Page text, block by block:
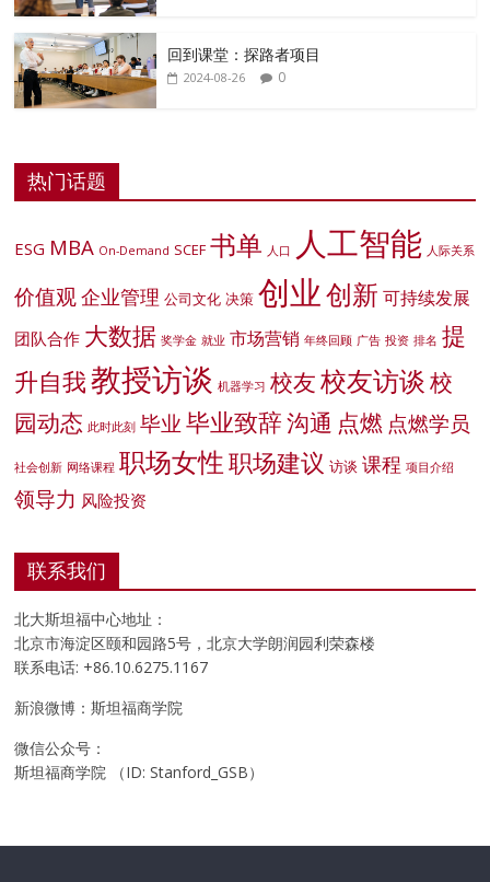
回到课堂：探路者项目
2024-08-26 0
热门话题
ESG MBA On-Demand SCEF 书单 人口 人工智能 人际关系
价值观企业管理 公司文化 决策 创业创新 可持续发展
团队合作 大数据 奖学金 就业 市场营销 年终回顾 广告 投资 排名 提
升自我教授访谈 机器学习 校友校友访谈校
园动态 此时此刻 毕业 毕业致辞沟通 点燃 点燃学员
社会创新 网络课程 职场女性职场建议 访谈 课程 项目介绍
领导力 风险投资
联系我们
北大斯坦福中心地址：
北京市海淀区颐和园路5号，北京大学朗润园利荣森楼
联系电话: +86.10.6275.1167
新浪微博：斯坦福商学院
微信公众号：
斯坦福商学院 （ID: Stanford_GSB）